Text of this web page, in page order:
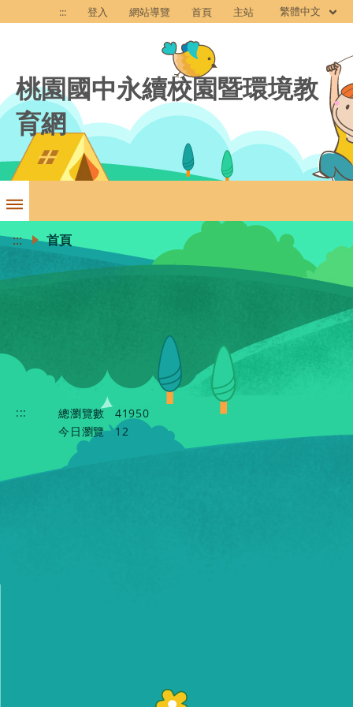
::: 登入 網站導覽 首頁 主站 繁體中文
桃園國中永續校園暨環境教
育網
::: 首頁
::: 總瀏覽數
41950
今日瀏覽
12